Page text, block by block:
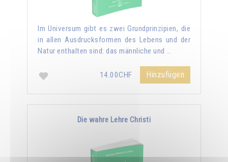
Im Universum gibt es zwei Grundprinzipien, die
in allen Ausdrucksformen des Lebens und der
Natur enthalten sind: das männliche und …
14.00CHF Hinzufügen
Die wahre Lehre Christi